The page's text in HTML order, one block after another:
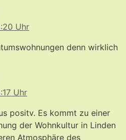
Uhr
denn wirklich
Uhr
positv. Es kommt zu einer
der Wohnkultur in Linden
Atmosphäre des